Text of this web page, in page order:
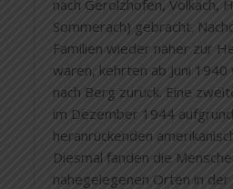
nach Gerolzhofen, Volkach,
Sommerach) gebracht.
Familien wieder näher zur
waren, kehrten ab Juni 1940
nach Berg zurück. Eine
im Dezember 1944
heranrückenden
Diesmal fanden die
nahegelegenen Orten in der